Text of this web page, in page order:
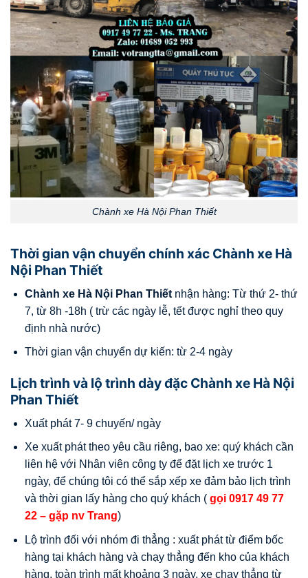
Chành xe Hà Nội Phan Thiết
Thời gian vận chuyển chính xác Chành xe Hà
Nội Phan Thiết
Chành xe Hà Nội Phan Thiếtnhận hàng: Từ thứ 2- thứ
7, từ 8h -18h ( trừ các ngày lễ, tết được nghỉ theo quy
định nhà nước)
Thời gian vận chuyển dự kiến: từ 2-4 ngày
Lịch trình và lộ trình dày đặc Chành xe Hà Nội
Phan Thiết
Xuất phát 7- 9 chuyến/ ngày
Xe xuất phát theo yêu cầu riêng, bao xe: quý khách cần
liên hệ với Nhân viên công ty để đặt lịch xe trước 1
ngày, để chúng tôi có thể sắp xếp xe đảm bảo lịch trình
và thời gian lấy hàng cho quý khách ( gọi 0917 49 77
22– gặp nv Trang)
Lộ trình đối với nhóm đi thẳng : xuất phát từ điểm bốc
hàng tại khách hàng và chạy thẳng đến kho của khách
hàng, toàn trình mất khoảng 3 ngày, xe chạy thẳng từ